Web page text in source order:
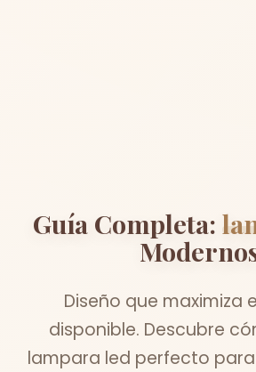
Guía Completa:
Diseño que maximiza
disponible. Descubre
lampara led perfecto